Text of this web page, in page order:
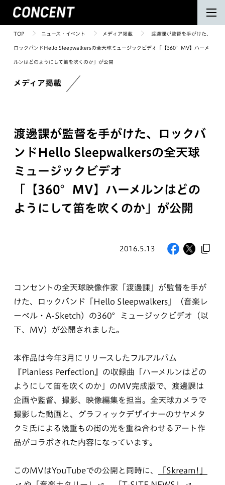
TOP ニュース・イベント メディア掲載 渡邊課が監督を手がけた、
ロックバンドHello Sleepwalkersの全天球ミュージックビデオ「【360°MV】ハーメ
ルンはどのようにして笛を吹くのか」が公開
メディア掲載
渡邊課が監督を手がけた、ロックバ
ンドHello Sleepwalkersの全天球
ミュージックビデオ
「【360°MV】ハーメルンはどの
ようにして笛を吹くのか」が公開
2016.5.13
コンセントの全天球映像作家「渡邊課」が監督を手が
けた、ロックバンド「Hello Sleepwalkers」（音楽レ
ーベル・A-Sketch）の360°ミュージックビデオ（以
下、MV）が公開されました。
本作品は今年3月にリリースしたフルアルバム
『Planless Perfection』の収録曲「ハーメルンはどの
ようにして笛を吹くのか」のMV完成版で、渡邊課は
企画や監督、撮影、映像編集を担当。全天球カメラで
撮影した動画と、グラフィックデザイナーのサヤメタ
クミ氏による幾重もの街の光を重ね合わせるアート作
品がコラボされた内容になっています。
このMVはYouTubeでの公開と同時に、
「Skream!」